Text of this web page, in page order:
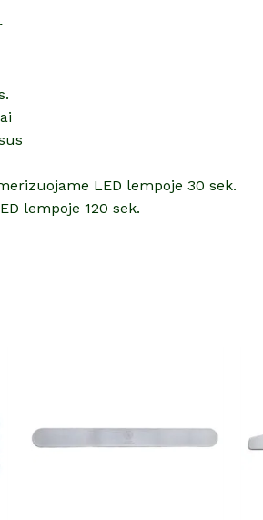
LED lempoje 30 sek.
lempoje 120 sek.